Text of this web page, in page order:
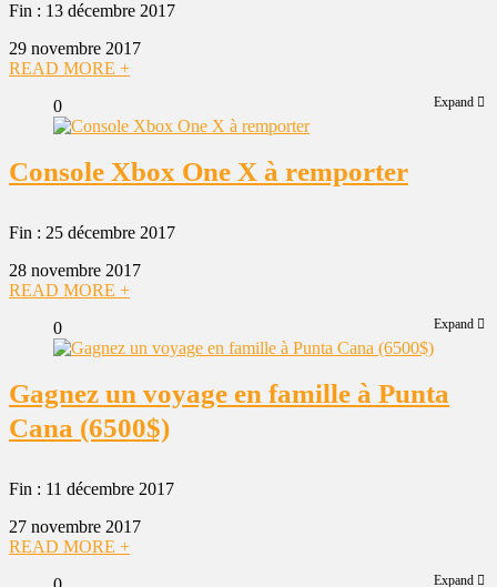
Fin : 13 décembre 2017
29 novembre 2017
READ MORE +
Expand
0
Console Xbox One X à remporter
Fin : 25 décembre 2017
28 novembre 2017
READ MORE +
Expand
0
Gagnez un voyage en famille à Punta
Cana (6500$)
Fin : 11 décembre 2017
27 novembre 2017
READ MORE +
Expand